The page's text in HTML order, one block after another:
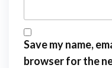
Save my name,
browser for the